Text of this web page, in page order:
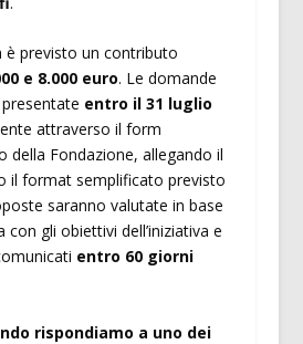
è previsto un contributo
e 8.000 euro. Le domande
entro il 31 luglio
attraverso il form
della Fondazione, allegando il
il format semplificato previsto
saranno valutate in base
gli obiettivi dell’iniziativa e
entro 60 giorni
rispondiamo a uno dei